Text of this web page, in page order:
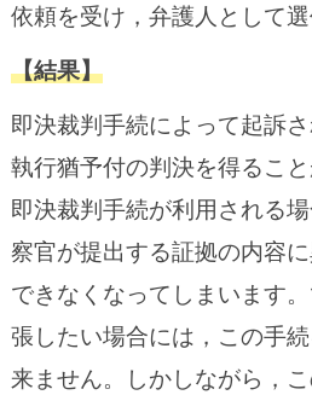
依頼を受け，弁護人として選
【結果】
即決裁判手続によって起訴
執行猶予付の判決を得ること
即決裁判手続が利用される
察官が提出する証拠の内容
できなくなってしまいます
張したい場合には，この手
来ません。しかしながら，